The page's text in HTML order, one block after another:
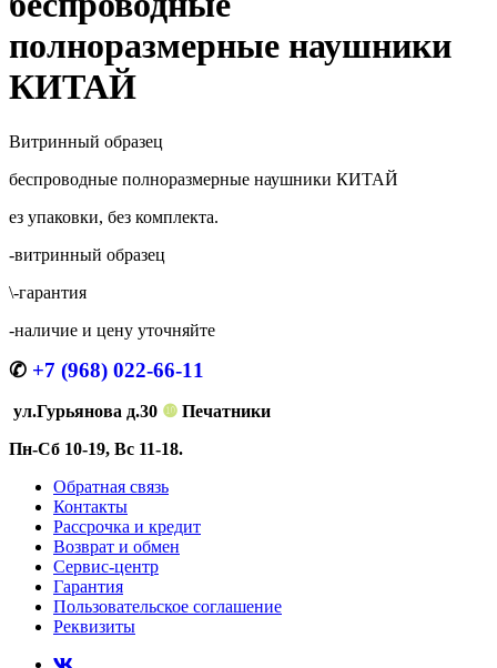
полноразмерные наушники
КИТАЙ
Витринный образец
беспроводные полноразмерные наушники КИТАЙ
ез упаковки, без комплекта.
-витринный образец
\-гарантия
-наличие и цену уточняйте
✆ +7 (968) 022-66-11
ул.Гурьянова д.30 ❿ Печатники
Пн-Сб 10-19, Вс 11-18.
Обратная связь
Контакты
Рассрочка и кредит
Возврат и обмен
Сервис-центр
Гарантия
Пользовательское соглашение
Реквизиты